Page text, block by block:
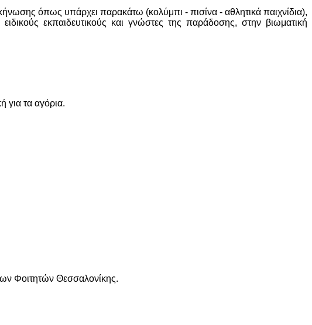
όπως υπάρχει παρακάτω (κολύμπι - πισίνα - αθλητικά παιχνίδια),
εκπαιδευτικούς και γνώστες της παράδοσης, στην βιωματική
για τα αγόρια.
Φοιτητών Θεσσαλονίκης.